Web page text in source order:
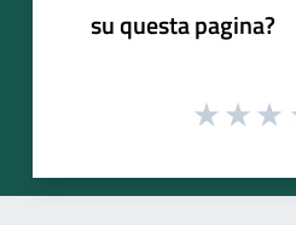
su questa pagina?